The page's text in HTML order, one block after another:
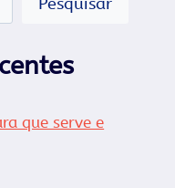
que serve e